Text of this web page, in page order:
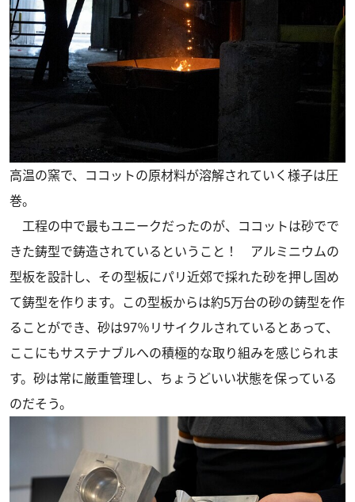
高温の窯で、ココットの原材料が溶解されていく様子は圧
巻。
工程の中で最もユニークだったのが、ココットは砂でで
きた鋳型で鋳造されているということ！ アルミニウムの
型板を設計し、その型板にパリ近郊で採れた砂を押し固め
て鋳型を作ります。この型板からは約5万台の砂の鋳型を作
ることができ、砂は97％リサイクルされているとあって、
ここにもサステナブルへの積極的な取り組みを感じられま
す。砂は常に厳重管理し、ちょうどいい状態を保っている
のだそう。